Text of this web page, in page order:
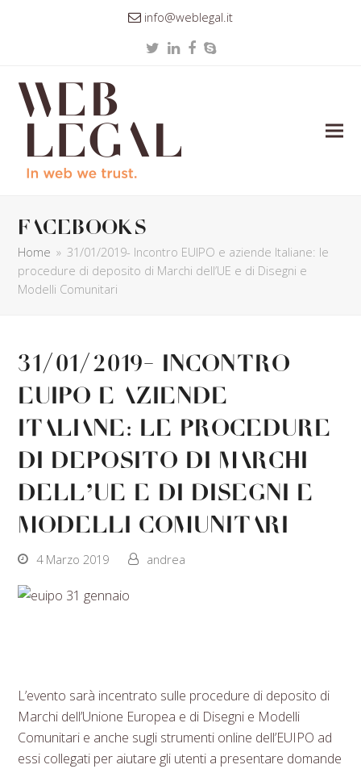
info@weblegal.it
TwitterLinkedIn
Facebook
Skype
facebooks
Home » 31/01/2019- Incontro EUIPO e aziende Italiane: le
procedure di deposito di Marchi dell’UE e di Disegni e
Modelli Comunitari
31/01/2019- Incontro
EUIPO e aziende
Italiane: le procedure
di deposito di Marchi
dell’UE e di Disegni e
Modelli Comunitari
4 Marzo 2019 andrea
L’evento sarà incentrato sulle procedure di deposito di
Marchi dell’Unione Europea e di Disegni e Modelli
Comunitari e anche sugli strumenti online dell’EUIPO ad
essi collegati per aiutare gli utenti a presentare domande